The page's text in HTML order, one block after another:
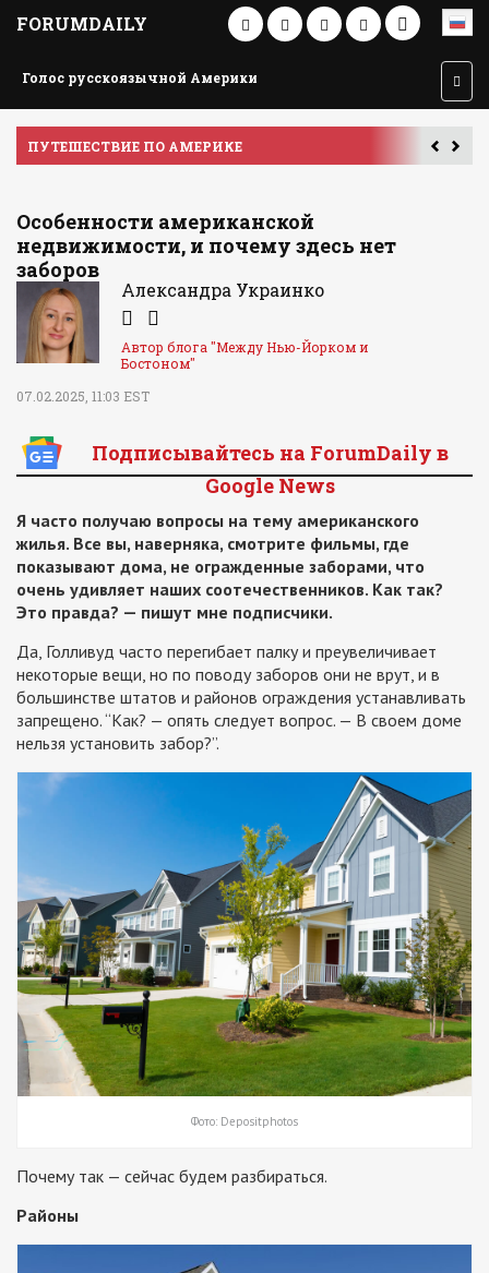
FORUMDAILY
Голос русскоязычной Америки
ПУТЕШЕСТВИЕ ПО АМЕРИКЕ
Особенности американской
недвижимости, и почему здесь нет
заборов
Александра Украинко
Автор блога "Между Нью-Йорком и
Бостоном"
07.02.2025, 11:03 EST
Подписывайтесь на ForumDaily в
Google News
Я часто получаю вопросы на тему американского
жилья. Все вы, наверняка, смотрите фильмы, где
показывают дома, не огражденные заборами, что
очень удивляет наших соотечественников. Как так?
Это правда? — пишут мне подписчики.
Да, Голливуд часто перегибает палку и преувеличивает
некоторые вещи, но по поводу заборов они не врут, и в
большинстве штатов и районов ограждения устанавливать
запрещено. “Как? — опять следует вопрос. — В своем доме
нельзя установить забор?”.
Фото: Depositphotos
Почему так — сейчас будем разбираться.
Районы